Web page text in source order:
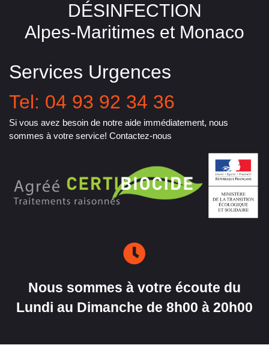
DÉSINFECTION
Alpes-Maritimes et Monaco
Services Urgences
Tel: 04 93 92 34 36
Si vous avez besoin de notre aide immédiatement, nous
sommes à votre service! Contactez-nous
Nous sommes à votre écoute du
Lundi au Dimanche de 8h00 à 20h00